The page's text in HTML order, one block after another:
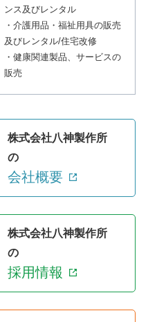
ンス及びレンタル
・介護用品・福祉用具の販売
及びレンタル/住宅改修
・健康関連製品、サービスの
販売
株式会社八神製作所
の
会社概要
株式会社八神製作所
の
採用情報